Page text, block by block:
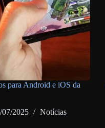
para Android e iOS da
07/2025 Notícias